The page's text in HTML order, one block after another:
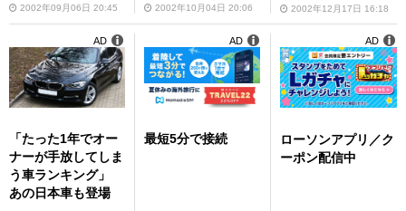
2002年09月06日 20:45 2002年10月04日 20:06
売2002年12月17日 16:18
「たった1年でオー
ナーが手放してしま
う車ランキング」
あの日本車も登場
AD
最短5分で接続
AD
ローソンアプリ／ク
ーポン配信中
AD